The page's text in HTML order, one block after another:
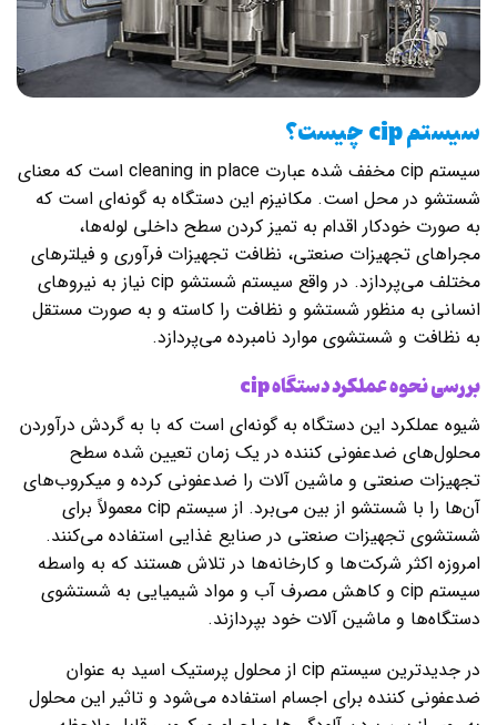
سیستمcipچیست؟
سیستم cip مخفف شده عبارت cleaning in place است که معنای
شستشو در محل است. مکانیزم این دستگاه به گونه‌ای است که
به صورت خودکار اقدام به تمیز کردن سطح داخلی لوله‌ها،
مجراهای تجهیزات صنعتی، نظافت تجهیزات فرآوری و فیلترهای
مختلف می‌پردازد‌. در واقع سیستم شستشو cip نیاز به نیروهای
انسانی به منظور شستشو و نظافت را کاسته و به صورت مستقل
به نظافت و شستشوی موارد نامبرده می‌پردازد.
بررسی نحوه عملکرد دستگاهcip
شیوه عملکرد این دستگاه به گونه‌ای است که با به گردش درآوردن
محلول‌های ضدعفونی کننده در یک زمان تعیین شده سطح
تجهیزات صنعتی و ماشین آلات را ضدعفونی کرده و میکروب‌های
آن‌ها را با شستشو از بین می‌برد‌. از سیستم cip معمولاً برای
شستشوی تجهیزات صنعتی در صنایع غذایی استفاده می‌کنند.
امروزه اکثر شرکت‌ها و کارخانه‌ها در تلاش هستند که به واسطه
سیستم cip و کاهش مصرف آب و مواد شیمیایی به شستشوی
دستگاه‌ها و ماشین آلات خود بپردازند.
در جدیدترین سیستم cip از محلول پرستیک اسید به عنوان
ضدعفونی کننده برای اجسام استفاده می‌شود و تاثیر این محلول